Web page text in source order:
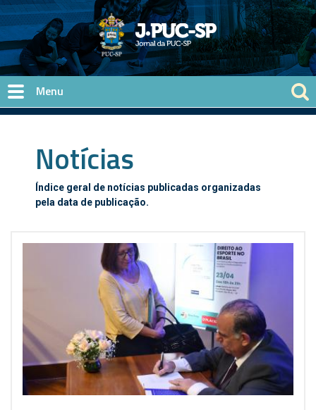
Pular para o conteúdo principal
Notícias
Índice geral de notícias publicadas organizadas
pela data de publicação.